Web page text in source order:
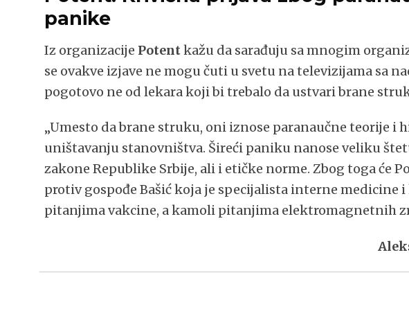
panike
Iz organizacije Potentkažu da sarađuju sa mnogim
se ovakve izjave ne mogu čuti u svetu na televizijama sa
pogotovo ne od lekara koji bi trebalo da ustvari brane
„Umesto da brane struku, oni iznose paranaučne teorije i
uništavanju stanovništva. Šireći paniku nanose veliku
zakone Republike Srbije, ali i etičke norme. Zbog toga će
protiv gospođe Bašić koja je specijalista interne medicine i
pitanjima vakcine, a kamoli pitanjima elektromagnetnih